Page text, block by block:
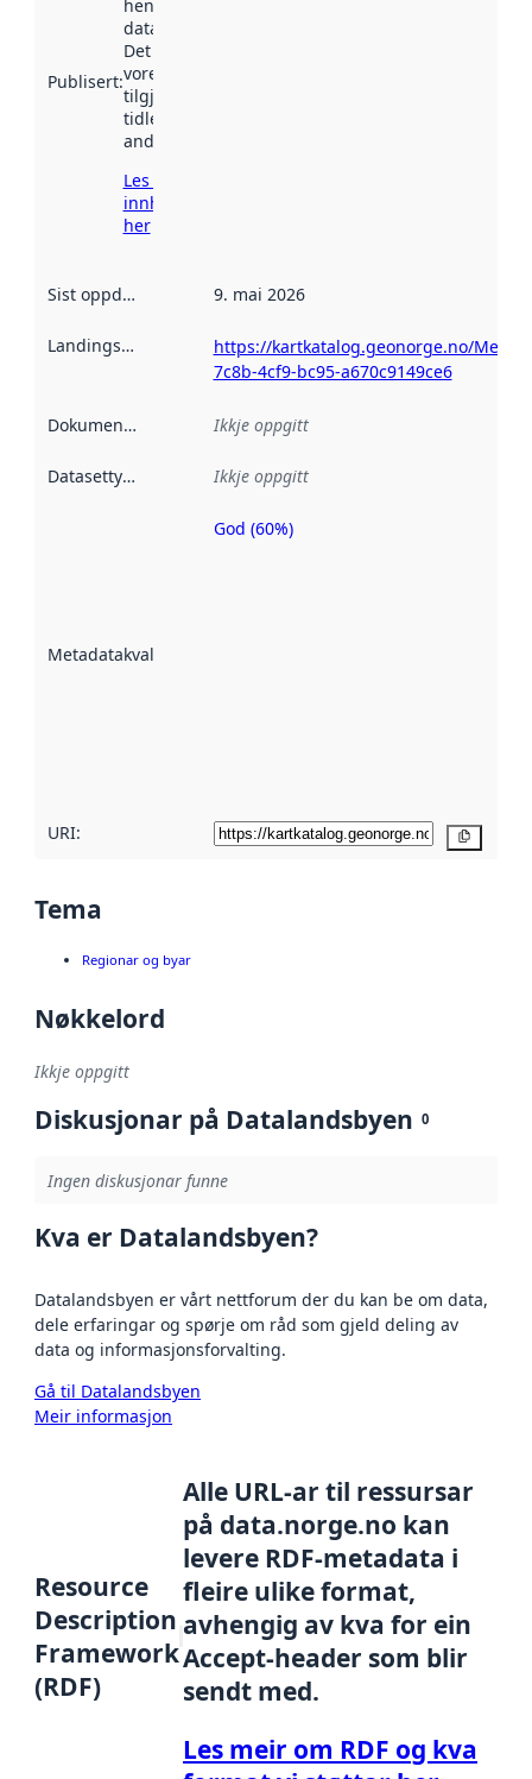
Publisert:
henta inn av
data.norge.no.
Det kan ha
vore
tilgjengeleg
tidlegare
andre stader.
Les meir om
innhenting
her
Sist oppdatert 9. mai 2026
Landingsside
https://kartkatalog.geonorge.no/
7c8b-4cf9-bc95-a670c9149ce6
Dokumentasjon Ikkje oppgitt
Datasettype Ikkje oppgitt
Metadatakvalitet
Metadatakvalitet
God (60%)
URI:
Tema
Regionar og byar
Nøkkelord
Ikkje oppgitt
Diskusjonar på Datalandsbyen 0
Ingen diskusjonar funne
Kva er Datalandsbyen?
Datalandsbyen er vårt nettforum der du kan be om data,
dele erfaringar og spørje om råd som gjeld deling av
data og informasjonsforvalting.
Gå til Datalandsbyen
Meir informasjon
Resource
Description
Framework
(RDF)
Alle URL-ar til ressursar
på data.norge.no kan
levere RDF-metadata i
fleire ulike format,
avhengig av kva for ein
Accept-header som blir
sendt med.
Les meir om RDF og kva